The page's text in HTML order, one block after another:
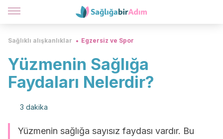
Sağlıklı alışkanlıklar Egzersiz ve Spor
Yüzmenin Sağlığa
Faydaları Nelerdir?
3 dakika
Yüzmenin sağlığa sayısız faydası vardır. Bu